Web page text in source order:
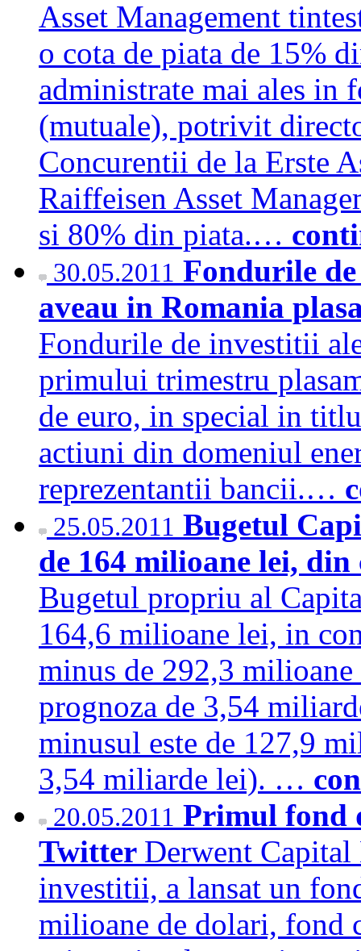
Asset Management
o cota de piata de 15%
administrate mai ales in
(mutuale), potrivit
Concurentii de la Erste
Raiffeisen Asset
si 80% din piata.…
30.05.2011 Fondurile
aveau in Romania
Fondurile de investitii
primului trimestru
de euro, in special in
actiuni din domeniul
reprezentantii bancii.…
25.05.2011 Bugetul
de 164 milioane lei,
Bugetul propriu al
164,6 milioane lei, in
minus de 292,3
prognoza de 3,54
minusul este de 127,9
3,54 miliarde lei). …
20.05.2011 Primul fond
Twitter Derwent
investitii, a lansat un
milioane de dolari, fond